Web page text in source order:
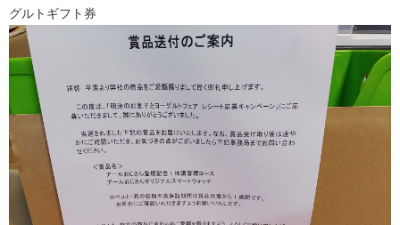
グルトギフト券